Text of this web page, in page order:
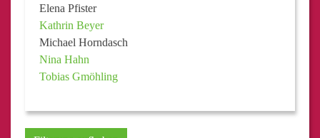
Elena Pfister
Kathrin Beyer
Michael Horndasch
Nina Hahn
Tobias Gmöhling